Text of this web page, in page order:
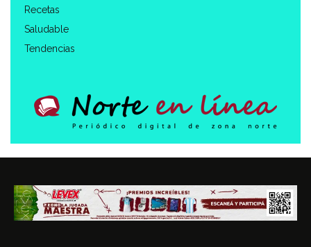
Recetas
Saludable
Tendencias